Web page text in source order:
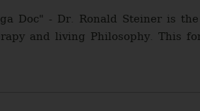
Doc" - Dr. Ronald Steiner is
and living Philosophy. This